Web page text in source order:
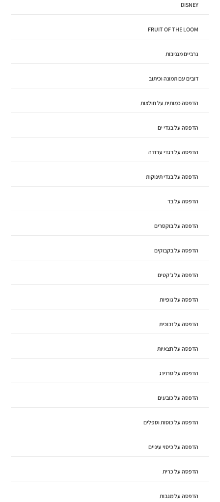
DISNEY
FRUIT OF THE LOOM
גרביים מגניבות
דובים עם תמונה וכיתוב
הדפסה כמותית על חולצות
הדפסה על בגדי ים
הדפסה על בגדי עבודה
הדפסה על בגדי תינוקות
הדפסה על בד
הדפסה על בוקסרים
הדפסה על בקבוקים
הדפסה על ג'קטים
הדפסה על גופיות
הדפסה על זכוכית
הדפסה על חצאיות
הדפסה על טרנינג
הדפסה על כובעים
הדפסה על כוסות וספלים
הדפסה על כיסוי עיניים
הדפסה על כרית
הדפסה על מגבות